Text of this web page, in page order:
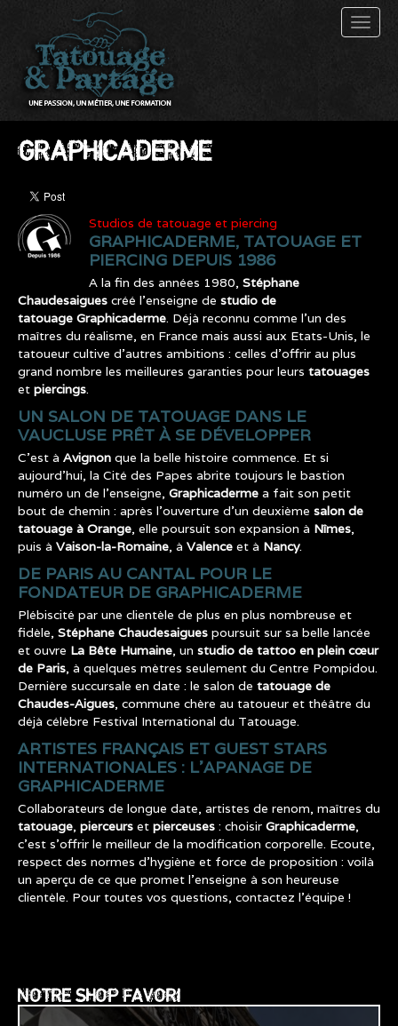
GRAPHICADERME
Studios de tatouage et piercing
GRAPHICADERME, TATOUAGE ET
PIERCING DEPUIS 1986
A la fin des années 1980, Stéphane
Chaudesaigues créé l’enseigne de studio de
tatouage Graphicaderme. Déjà reconnu comme l’un des
maîtres du réalisme, en France mais aussi aux Etats-Unis, le
tatoueur cultive d’autres ambitions : celles d’offrir au plus
grand nombre les meilleures garanties pour leurs tatouages
et piercings.
UN SALON DE TATOUAGE DANS LE
VAUCLUSE PRÊT À SE DÉVELOPPER
C’est à Avignon que la belle histoire commence. Et si
aujourd’hui, la Cité des Papes abrite toujours le bastion
numéro un de l’enseigne, Graphicaderme a fait son petit
bout de chemin : après l’ouverture d’un deuxième salon de
tatouage à Orange, elle poursuit son expansion à Nîmes,
puis à Vaison-la-Romaine, à Valence et à Nancy.
DE PARIS AU CANTAL POUR LE
FONDATEUR DE GRAPHICADERME
Plébiscité par une clientèle de plus en plus nombreuse et
fidèle, Stéphane Chaudesaigues poursuit sur sa belle lancée
et ouvre La Bête Humaine, un studio de tattoo en plein cœur
de Paris, à quelques mètres seulement du Centre Pompidou.
Dernière succursale en date : le salon de tatouage de
Chaudes-Aigues, commune chère au tatoueur et théâtre du
déjà célèbre Festival International du Tatouage.
ARTISTES FRANÇAIS ET GUEST STARS
INTERNATIONALES : L’APANAGE DE
GRAPHICADERME
Collaborateurs de longue date, artistes de renom, maîtres du
tatouage, pierceurs et pierceuses : choisir Graphicaderme,
c’est s’offrir le meilleur de la modification corporelle. Ecoute,
respect des normes d’hygiène et force de proposition : voilà
un aperçu de ce que promet l’enseigne à son heureuse
clientèle. Pour toutes vos questions, contactez l’équipe !
NOTRE SHOP FAVORI